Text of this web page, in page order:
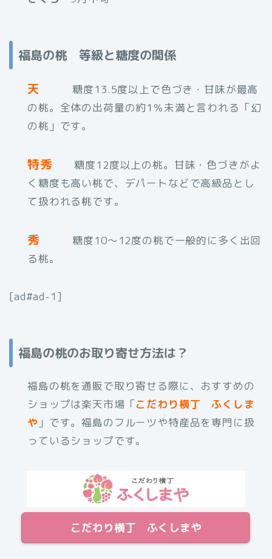
福島の桃 等級と糖度の関係
天 糖度13.5度以上で色づき・甘味が最高
の桃。全体の出荷量の約1％未満と言われる「幻
の桃」です。
特秀 糖度12度以上の桃。甘味・色づきがよ
く糖度も高い桃で、デパートなどで高級品とし
て扱われる桃です。
秀 糖度10〜12度の桃で一般的に多く出回
る桃。
[ad#ad-1]
福島の桃のお取り寄せ方法は？
福島の桃を通販で取り寄せる際に、おすすめの
ショップは楽天市場「こだわり横丁 ふくしま
や 」です。福島のフルーツや特産品を専門に扱
っているショップです。
こだわり横丁 ふくしまや